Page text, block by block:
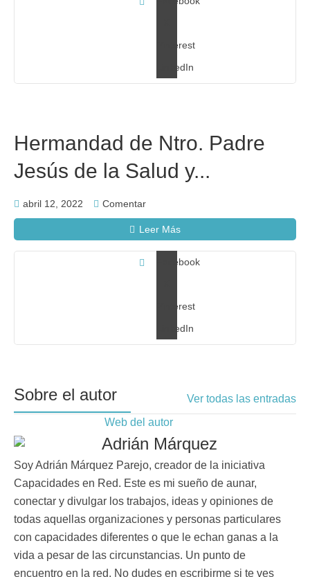
Pinterest
LinkedIn
Hermandad de Ntro. Padre
Jesús de la Salud y...
abril 12, 2022 Comentar
Leer Más
Facebook
Pinterest
LinkedIn
Sobre el autor
Ver todas las entradas
Web del autor
Adrián Márquez
Soy Adrián Márquez Parejo, creador de la iniciativa
Capacidades en Red. Este es mi sueño de aunar,
conectar y divulgar los trabajos, ideas y opiniones de
todas aquellas organizaciones y personas particulares
con capacidades diferentes o que le echan ganas a la
vida a pesar de las circunstancias. Un punto de
encuentro en la red. No dudes en escribirme si te ves